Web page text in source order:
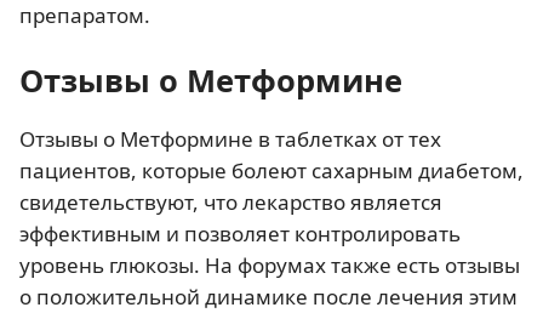
препаратом.
Отзывы о Метформине
Отзывы о Метформине в таблетках от тех
пациентов, которые болеют сахарным диабетом,
свидетельствуют, что лекарство является
эффективным и позволяет контролировать
уровень глюкозы. На форумах также есть отзывы
о положительной динамике после лечения этим